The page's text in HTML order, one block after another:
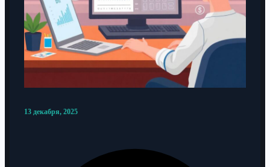
13 декабря, 2025